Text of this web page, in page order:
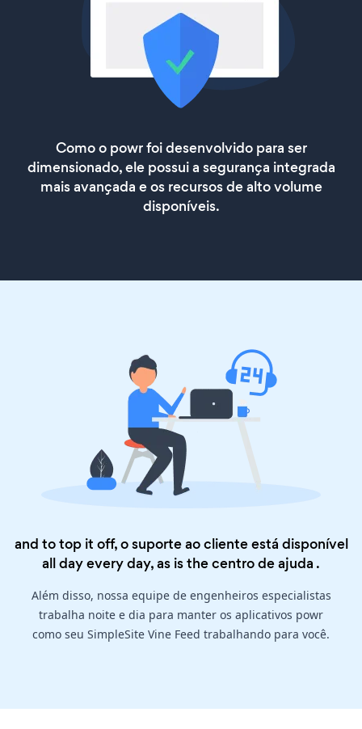
Como o powr foi desenvolvido para ser
dimensionado, ele possui a segurança integrada
mais avançada e os recursos de alto volume
disponíveis.
and to top it off, o suporte ao cliente está disponível
all day every day, as is thecentro de ajuda .
Além disso, nossa equipe de engenheiros especialistas
trabalha noite e dia para manter os aplicativos powr
como seu SimpleSite Vine Feed trabalhando para você.